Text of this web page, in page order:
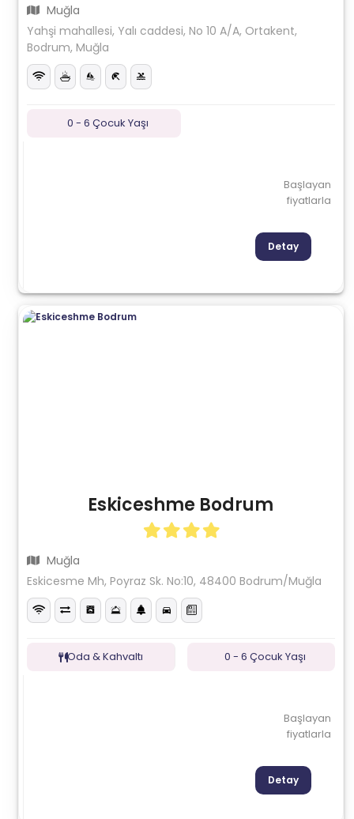
Muğla
Yahşi mahallesi, Yalı caddesi, No 10 A/A, Ortakent,
Bodrum, Muğla
0 - 6 Çocuk Yaşı
Başlayan
fiyatlarla
Detay
Eskiceshme Bodrum
Muğla
Eskicesme Mh, Poyraz Sk. No:10, 48400 Bodrum/Muğla
Oda & Kahvaltı 0 - 6 Çocuk Yaşı
Başlayan
fiyatlarla
Detay